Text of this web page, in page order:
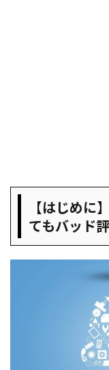
【はじめに
てもバッド